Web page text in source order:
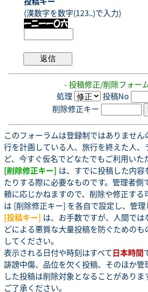
(漢数字を数字(123..)で入力)
- 投稿修正/削除フォー
処理
投稿No
削除修正キー
このフォーラムは登録制ではありません
行を計画している人、旅行を終えた人、
ど、今すぐ仮名でどなたでもご利用いた
[削除修正キー] は、すでに投稿した内
たりする際に必要なものです。管理者側
頼に応じかねますので、削除や修正する
は [削除修正キー] を各自で設定し、管理
[投稿キー] は、お手数ですが、人間で
どによる悪質な大量投稿を防ぐための
してください。
表示される日付や時刻はすべて日本時間
誹謗中傷、品位を欠く投稿、そのほか
した投稿は削除対象となることがあり
ご了承ください。